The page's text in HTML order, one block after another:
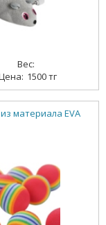
1500 тг
материала EVA